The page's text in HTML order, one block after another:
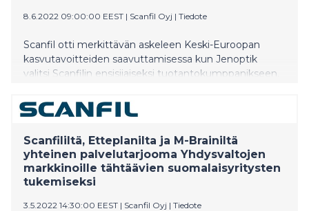
8.6.2022 09:00:00 EEST | Scanfil Oyj | Tiedote
Scanfil otti merkittävän askeleen Keski-Euroopan
kasvutavoitteiden saavuttamisessa kun Jenoptik
valitsi Scanfilin ensisijaiseksi tuotantokumppanikseen.
Scanfililtä, Etteplanilta ja M-Brainiltä
yhteinen palvelutarjooma Yhdysvaltojen
markkinoille tähtäävien suomalaisyritysten
tukemiseksi
3.5.2022 14:30:00 EEST | Scanfil Oyj | Tiedote